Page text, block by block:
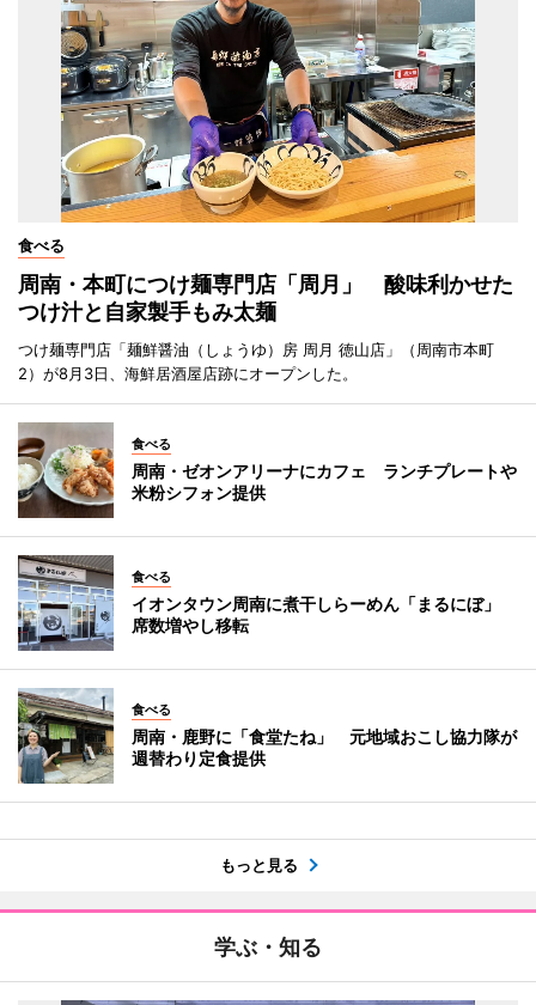
食べる
周南・本町につけ麺専門店「周月」 酸味利かせた
つけ汁と自家製手もみ太麺
つけ麺専門店「麺鮮醤油（しょうゆ）房 周月 徳山店」（周南市本町
2）が8月3日、海鮮居酒屋店跡にオープンした。
食べる
周南・ゼオンアリーナにカフェ ランチプレートや
米粉シフォン提供
食べる
イオンタウン周南に煮干しらーめん「まるにぼ」
席数増やし移転
食べる
周南・鹿野に「食堂たね」 元地域おこし協力隊が
週替わり定食提供
もっと見る
学ぶ・知る